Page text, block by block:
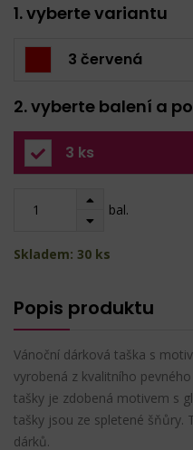
1. vyberte variantu
3 červená
2. vyberte balení a
3 ks
bal.
Skladem: 30 ks
Popis produktu
Vánoční dárková taška s
vyrobená z kvalitního
tašky je zdobená motivem s
tašky jsou ze spletené šňůry.
dárků.